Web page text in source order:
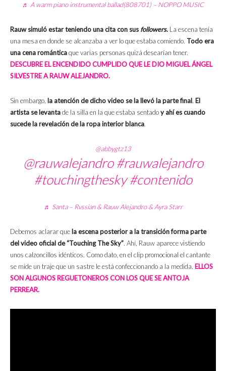
♬ A warm piano instrumental ballad(808701) – NOPPO MUSIC
Rauw simuló estar teniendo una cita con sus followers. La escena tenía
una mesa en donde se alcanzaba a ver lo que estaba comiendo. Todo era
una cena románticaque varias personas quizá desearían tener.
DESCUBRE EL ENCENDIDO CUMPLIDO QUE LE DIO MIGUEL ÁNGEL
SILVESTRE A RAUW ALEJANDRO.
Sin embargo, la atención de dicho video se la llevó la parte final. El
artista se levantade la silla en la que estaba sentadoy ahí es cuando
sucede la revelación de la ropa interior blanca.
@abbygtz13
@rauwalejandro#rauwalejandro
#touchingthesky #contenido
♬ Santa – Rvssian & Rauw Alejandro & Ayra Starr
Debemos aclarar que la escena posterior a la transición forma parte
del video oficial de “Touching The Sky”. Ahí, Rauw aparece vistiendo
unos calzoncillos idénticos. Como dato, en el clip promocional el cantante
se mide un traje que un sastre le está confeccionando a la medida. ELLOS
SON ALGUNOS REGUETONEROS CON LOS QUE SE ANTOJA
PERREAR.